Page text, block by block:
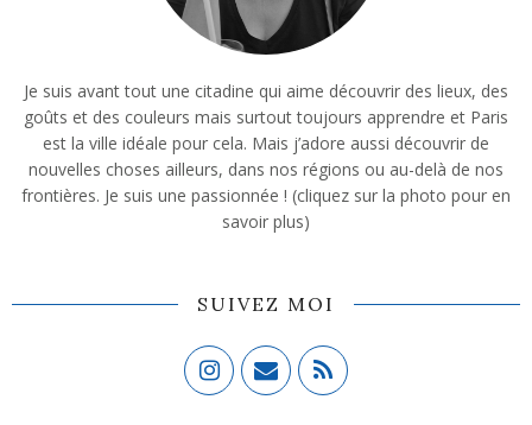
Je suis avant tout une citadine qui aime découvrir des lieux, des
goûts et des couleurs mais surtout toujours apprendre et Paris
est la ville idéale pour cela. Mais j’adore aussi découvrir de
nouvelles choses ailleurs, dans nos régions ou au-delà de nos
frontières. Je suis une passionnée ! (cliquez sur la photo pour en
savoir plus)
SUIVEZ MOI